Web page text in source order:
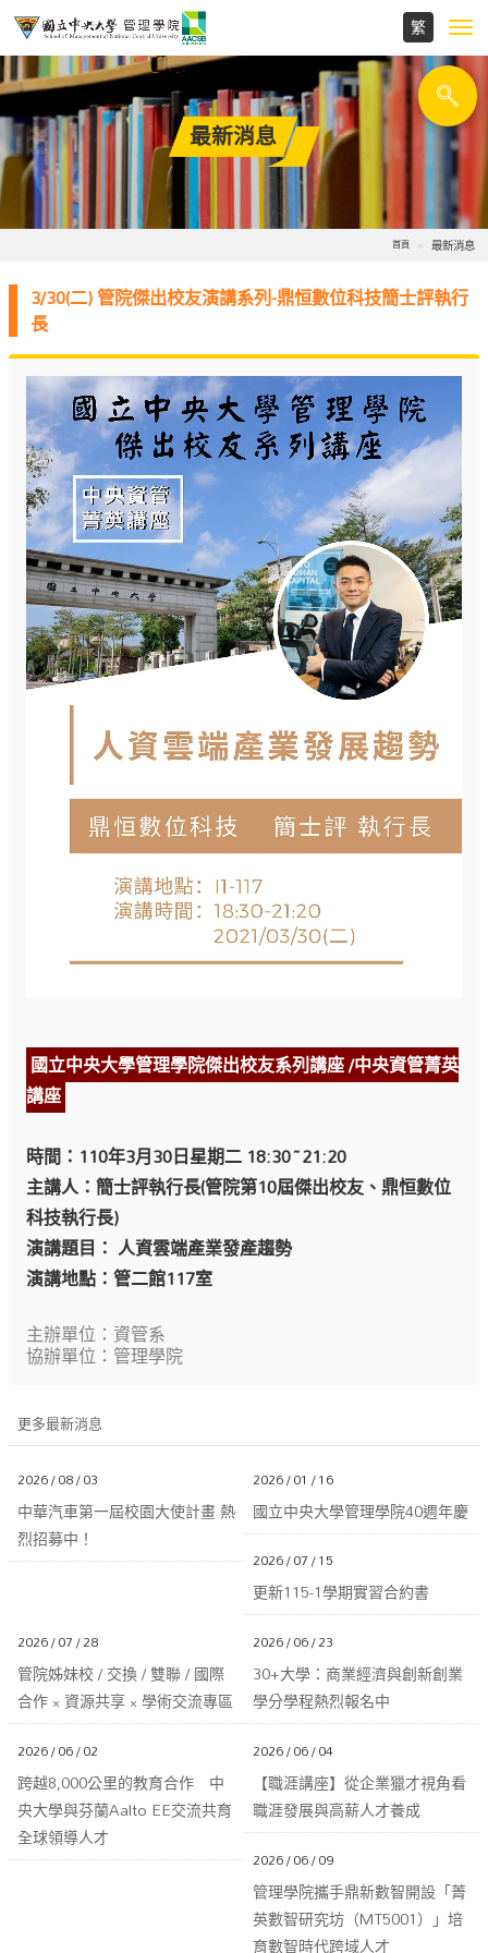
最新消息
首頁 最新消息
3/30(二) 管院傑出校友演講系列-鼎恒數位科技簡士評執行
長
國立中央大學管理學院傑出校友系列講座 /中央資管菁英
講座
時間：110年3月30日星期二 18:30~21:20
主講人：簡士評執行長(管院第10屆傑出校友、鼎恒數位
科技執行長)
演講題目： 人資雲端產業發產趨勢
演講地點：管二館117室
主辦單位：資管系
協辦單位：管理學院
更多最新消息
2026 / 08 / 03
中華汽車第一屆校園大使計畫 熱
烈招募中！
2026 / 01 / 16
國立中央大學管理學院40週年慶
2026 / 07 / 15
更新115-1學期實習合約書
2026 / 07 / 28
管院姊妹校 / 交換 / 雙聯 / 國際
合作 × 資源共享 × 學術交流專區
2026 / 06 / 23
30+大學：商業經濟與創新創業
學分學程熱烈報名中
2026 / 06 / 02
跨越8,000公里的教育合作 中
央大學與芬蘭Aalto EE交流共育
全球領導人才
2026 / 06 / 04
【職涯講座】從企業獵才視角看
職涯發展與高薪人才養成
2026 / 06 / 09
管理學院攜手鼎新數智開設「菁
英數智研究坊（MT5001）」培
育數智時代跨域人才